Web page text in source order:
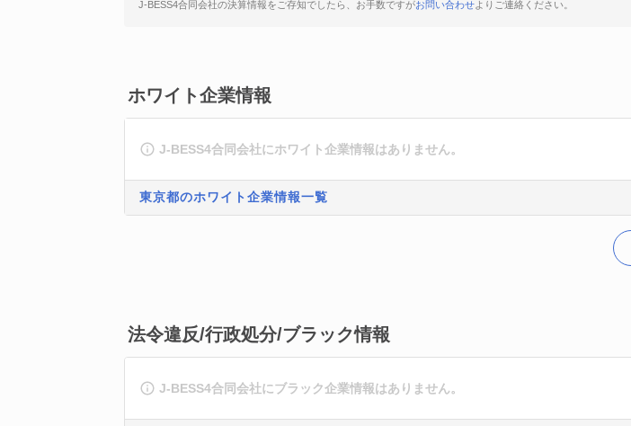
J-BESS4合同会社の決算情報をご存知でしたら、お手数ですがお問い合わせよりご連絡ください。
ホワイト企業情報
J-BESS4合同会社にホワイト企業情報はありません。
東京都のホワイト企業情報一覧
法令違反/行政処分/ブラック情報
J-BESS4合同会社にブラック企業情報はありません。